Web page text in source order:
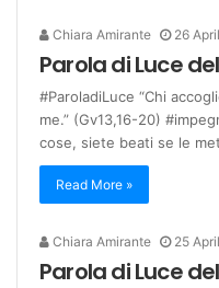
Chiara Amirante 26
Parola di Luce
#ParoladiLuce “Chi
me.” (Gv13,16-20)
cose, siete beati se le
Read More »
Chiara Amirante 25
Parola di Luce